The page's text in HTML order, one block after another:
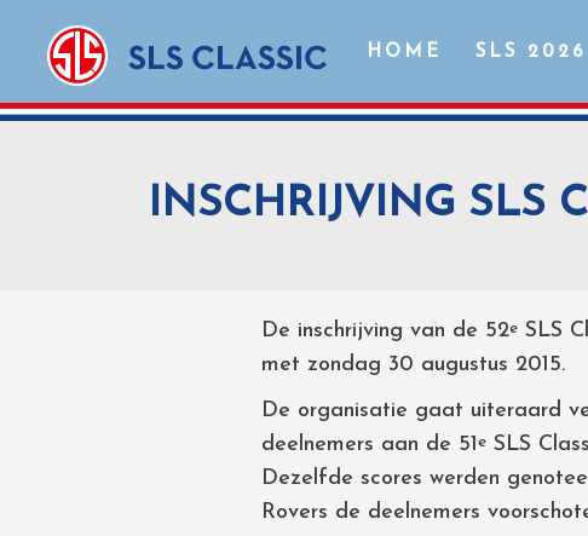
HOME SLS 2026
INSCHRIJVING SLS
De inschrijving van de 52eSLS
met zondag 30 augustus 2015.
De organisatie gaat uiteraard
deelnemers aan de 51eSLS
Dezelfde scores werden
Rovers de deelnemers